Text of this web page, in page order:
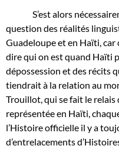
S’est alors
question des réalités
Guadeloupe et en Haïti,
dire qui on est quand Haïti
dépossession et des récits
tiendrait à la relation au
Trouillot, qui se fait le relais
représentée en Haïti,
l’Histoire officielle il y a
d’entrelacements